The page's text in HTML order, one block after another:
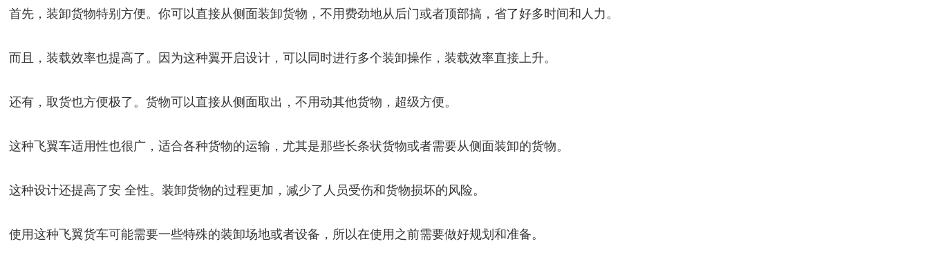
首先，装卸货物特别方便。你可以直接从侧面装卸货物，不用费劲地从后门或者顶部搞，省了好多时间和人力。
而且，装载效率也提高了。因为这种翼开启设计，可以同时进行多个装卸操作，装载效率直接上升。
还有，取货也方便极了。货物可以直接从侧面取出，不用动其他货物，超级方便。
这种飞翼车适用性也很广，适合各种货物的运输，尤其是那些长条状货物或者需要从侧面装卸的货物。
这种设计还提高了安 全性。装卸货物的过程更加，减少了人员受伤和货物损坏的风险。
使用这种飞翼货车可能需要一些特殊的装卸场地或者设备，所以在使用之前需要做好规划和准备。